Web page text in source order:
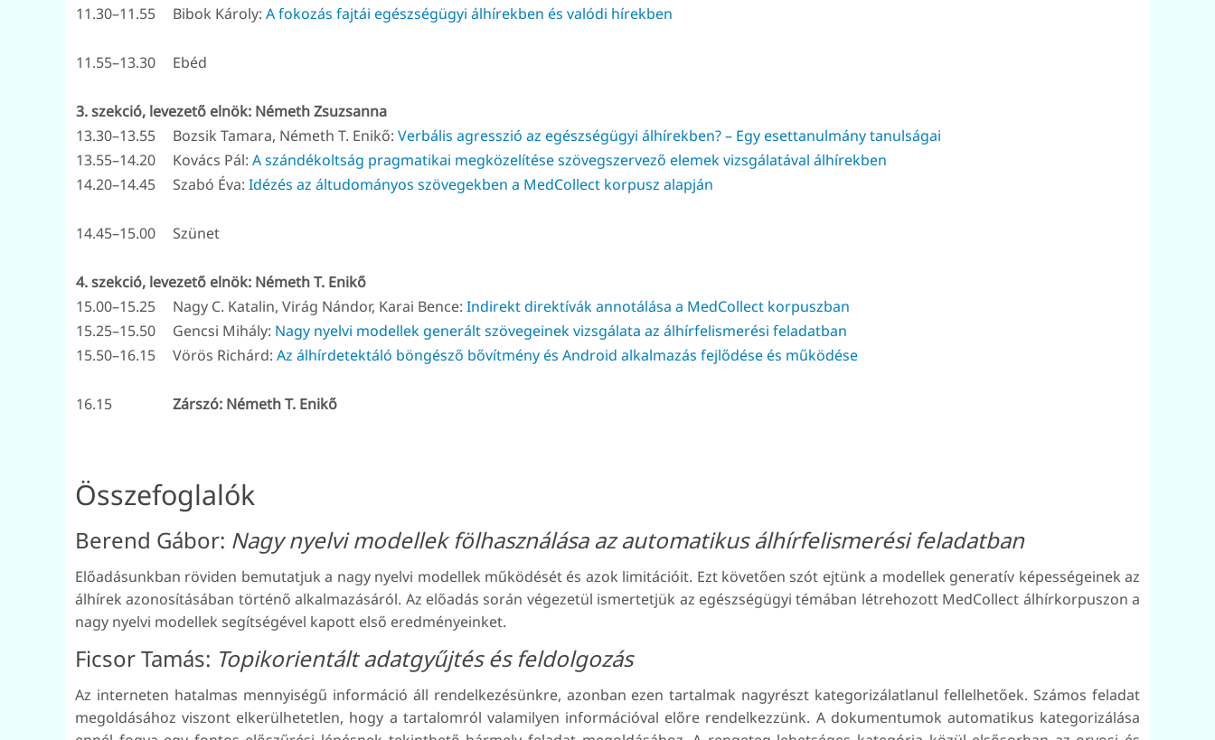
11.30–11.55
Bibok Károly: A fokozás fajtái egészségügyi álhírekben és valódi hírekben
11.55–13.30 Ebéd
3. szekció, levezető elnök: Németh Zsuzsanna
13.30–13.55
Bozsik Tamara, Németh T. Enikő: Verbális agresszió az egészségügyi álhírekben? – Egy esettanulmány tanulságai
13.55–14.20
Kovács Pál: A szándékoltság pragmatikai megközelítése szövegszervező elemek vizsgálatával álhírekben
14.20–14.45
Szabó Éva: Idézés az áltudományos szövegekben a MedCollect korpusz alapján
14.45–15.00 Szünet
4. szekció, levezető elnök: Németh T. Enikő
15.00–15.25
Nagy C. Katalin, Virág Nándor, Karai Bence: Indirekt direktívák annotálása a MedCollect korpuszban
15.25–15.50
Gencsi Mihály: Nagy nyelvi modellek generált szövegeinek vizsgálata az álhírfelismerési feladatban
15.50–16.15
Vörös Richárd: Az álhírdetektáló böngésző bővítmény és Android alkalmazás fejlődése és működése
16.15 Zárszó: Németh T. Enikő
Összefoglalók
Berend Gábor: Nagy nyelvi modellek fölhasználása az automatikus álhírfelismerési feladatban
Előadásunkban röviden bemutatjuk a nagy nyelvi modellek működését és azok limitációit. Ezt követően szót ejtünk a modellek generatív képességeinek az
álhírek azonosításában történő alkalmazásáról. Az előadás során végezetül ismertetjük az egészségügyi témában létrehozott MedCollect álhírkorpuszon a
nagy nyelvi modellek segítségével kapott első eredményeinket.
Ficsor Tamás: Topikorientált adatgyűjtés és feldolgozás
Az interneten hatalmas mennyiségű információ áll rendelkezésünkre, azonban ezen tartalmak nagyrészt kategorizálatlanul fellelhetőek. Számos feladat
megoldásához viszont elkerülhetetlen, hogy a tartalomról valamilyen információval előre rendelkezzünk. A dokumentumok automatikus kategorizálása